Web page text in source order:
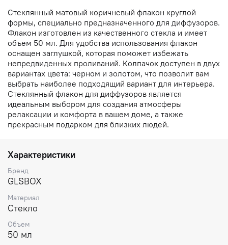
Стеклянный матовый коричневый флакон круглой
формы, специально предназначенного для диффузоров.
Флакон изготовлен из качественного стекла и имеет
объем 50 мл. Для удобства использования флакон
оснащен заглушкой, которая поможет избежать
непредвиденных проливаний. Колпачок доступен в двух
вариантах цвета: черном и золотом, что позволит вам
выбрать наиболее подходящий вариант для интерьера.
Стеклянный флакон для диффузоров является
идеальным выбором для создания атмосферы
релаксации и комфорта в вашем доме, а также
прекрасным подарком для близких людей.
Характеристики
Бренд
GLSBOX
Материал
Стекло
Объем
50 мл